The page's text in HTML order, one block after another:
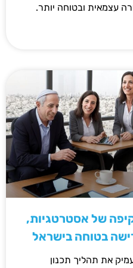
עצמאית ובטוחה יותר.
של אסטרטגיות,
בטוחה בישראל
את תהליך תכנון